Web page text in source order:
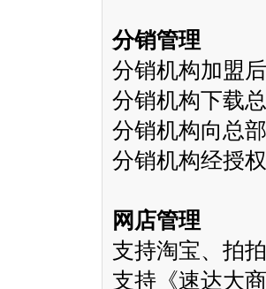
分销管理
分销机构加盟
分销机构下载
分销机构向总
分销机构经授
网店管理
支持淘宝、拍
支持《速达大